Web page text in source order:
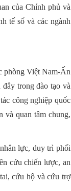
của Chính phủ và
tế số và các ngành
phòng Việt Nam-Ấn
trong đào tạo và
công nghiệp quốc
và quan tâm chung,
lực, duy trì phối
cứu chiến lược, an
cứu hộ và cứu trợ